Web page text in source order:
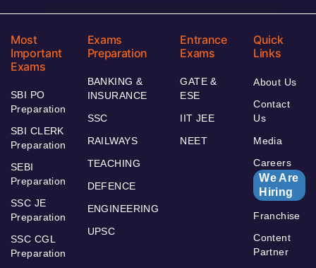
Most
Important
Exams
SBI PO
Preparation
SBI CLERK
Preparation
SEBI
Preparation
SSC JE
Preparation
SSC CGL
Preparation
Exams
Preparation
BANKING &
INSURANCE
SSC
RAILWAYS
TEACHING
DEFENCE
ENGINEERING
UPSC
Entrance
Exams
GATE &
ESE
IIT JEE
NEET
Quick
Links
About Us
Contact
Us
Media
Careers
We Are
Hiring
Franchise
Content
Partner